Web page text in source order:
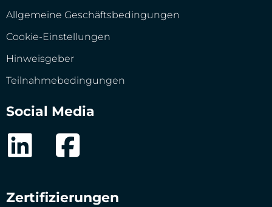
Allgemeine Geschäftsbedingungen
Cookie-Einstellungen
Hinweisgeber
Teilnahmebedingungen
Social Media
Zertifizierungen